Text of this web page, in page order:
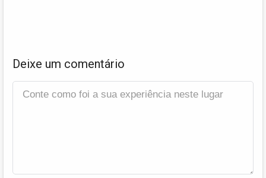
Deixe um comentário